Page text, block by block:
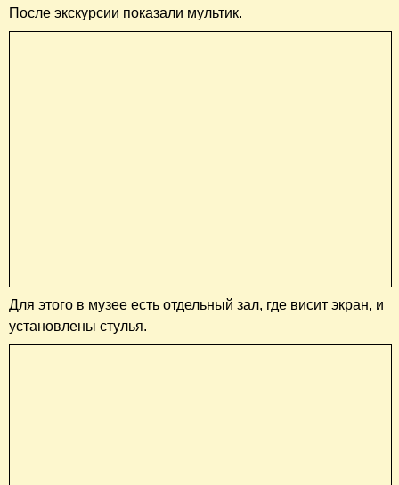
После экскурсии показали мультик.
Для этого в музее есть отдельный зал, где висит экран, и
установлены стулья.